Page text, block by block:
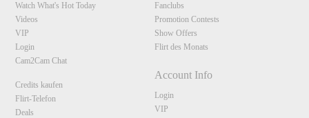
Watch What's Hot Today
Videos
VIP
Login
Cam2Cam Chat
Credits kaufen
Flirt-Telefon
Deals
Fanclubs
Promotion Contests
Show Offers
Flirt des Monats
Account Info
Login
VIP